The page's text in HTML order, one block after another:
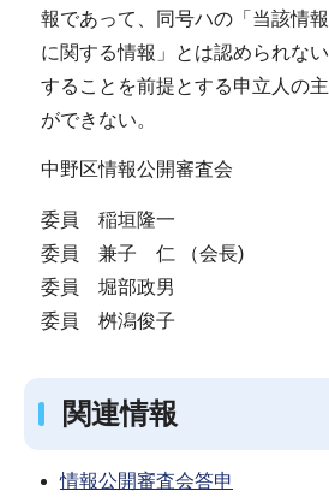
報であって、同号ハの「当該情
に関する情報」とは認められな
することを前提とする申立人の
ができない。
中野区情報公開審査会
委員 稲垣隆一
委員 兼子 仁 （会長)
委員 堀部政男
委員 桝潟俊子
関連情報
情報公開審査会答申